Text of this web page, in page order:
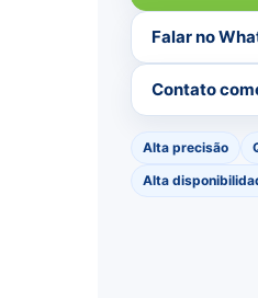
Falar no
Contato
Alta precisão
Alta